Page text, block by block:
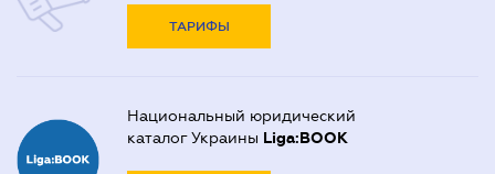
ТАРИФЫ
Национальный юридический
каталог Украины Liga:BOOK